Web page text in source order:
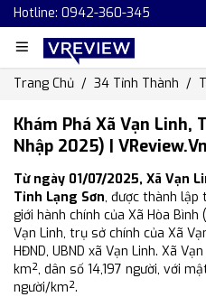
Hotline: 0942-360-345
Trang Chủ 34 Tỉnh Thành
Khám Phá Xã Vạn Linh,
Nhập 2025) | VReview.vn
Từ ngày 01/07/2025, Xã Vạn
Tỉnh Lạng Sơn, được thành lập
giới hành chính của Xã Hòa Bình
Vạn Linh, trụ sở chính của Xã
HĐND, UBND xã Vạn Linh. Xã
km², dân số 14,197 người, với
người/km².